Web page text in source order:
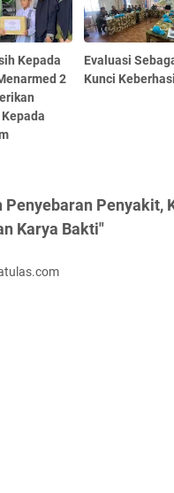
Kepada
2
Evaluasi
Kunci
Penyebaran Penyakit,
Karya Bakti"